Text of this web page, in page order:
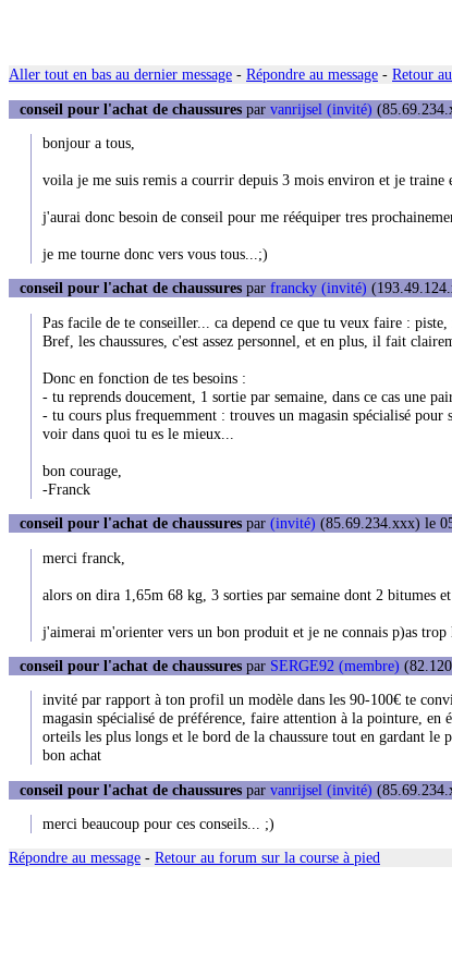
Aller tout en bas au dernier message - Répondre au message - Retour
conseil pour l'achat de chaussures par vanrijsel (invité)
bonjour a tous,
voila je me suis remis a courrir depuis 3 mois environ et je traine
j'aurai donc besoin de conseil pour me rééquiper tres
je me tourne donc vers vous tous...;)
conseil pour l'achat de chaussures par francky (invité)
Pas facile de te conseiller... ca depend ce que tu veux faire :
Bref, les chaussures, c'est assez personnel, et en plus, il fait
Donc en fonction de tes besoins :
- tu reprends doucement, 1 sortie par semaine, dans ce cas une
- tu cours plus frequemment : trouves un magasin spécialisé
voir dans quoi tu es le mieux...
bon courage,
-Franck
conseil pour l'achat de chaussures par (invité) (85.69.234.xxx) le
merci franck,
alors on dira 1,65m 68 kg, 3 sorties par semaine dont 2 bitumes
j'aimerai m'orienter vers un bon produit et je ne connais p)as trop
conseil pour l'achat de chaussures par SERGE92 (membre)
invité par rapport à ton profil un modèle dans les 90-100€ te
magasin spécialisé de préférence, faire attention à la pointure,
orteils les plus longs et le bord de la chaussure tout en gardant
bon achat
conseil pour l'achat de chaussures par vanrijsel (invité)
merci beaucoup pour ces conseils... ;)
Répondre au message - Retour au forum sur la course à pied